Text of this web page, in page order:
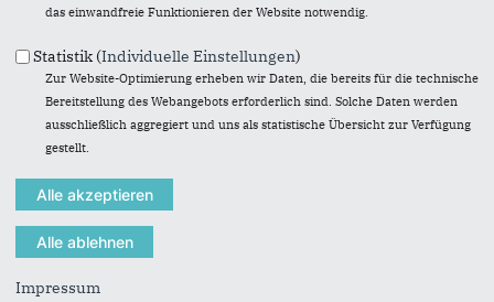
Eigener Name*
Senden an*
das einwandfreie Funktionieren der Website notwendig.
Statistik (Individuelle Einstellungen)
Zur Website-Optimierung erheben wir Daten, die bereits für die technische
Bereitstellung des Webangebots erforderlich sind. Solche Daten werden
ausschließlich aggregiert und uns als statistische Übersicht zur Verfügung
gestellt.
Impressum